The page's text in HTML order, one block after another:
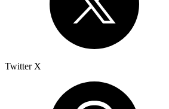
Twitter X